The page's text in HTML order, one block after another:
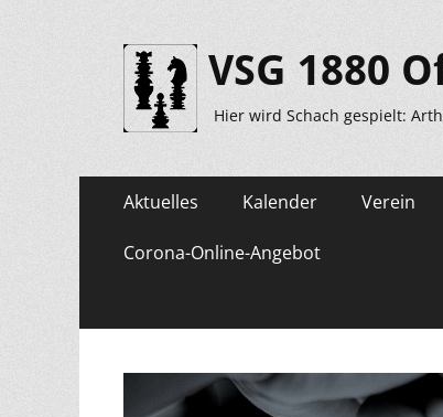
VSG 1880
Hier wird Schach gespielt:
Primäres
Zum
Inhalt
springen
Aktuelles Kalender Verein
Corona-Online-Angebot